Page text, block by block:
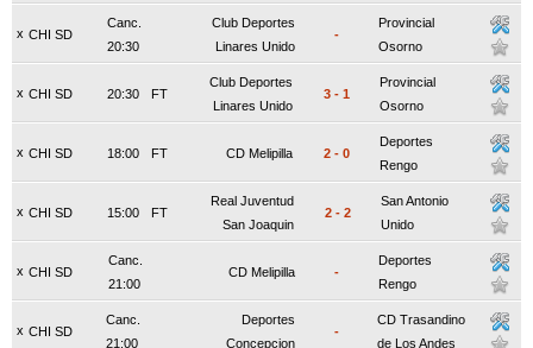
x CHI SD
Canc.
20:30
Club Deportes
Linares Unido
-
Provincial
Osorno
x CHI SD FT
20:30
Club Deportes
Linares Unido
3 - 1
Provincial
Osorno
x CHI SD FT
18:00 CD Melipilla 2 - 0
Deportes
Rengo
x CHI SD FT
15:00
Real Juventud
San Joaquin
2 - 2
San Antonio
Unido
x CHI SD
Canc.
21:00
CD Melipilla -
Deportes
Rengo
x CHI SD
Canc.
21:00
Deportes
Concepcion
-
CD Trasandino
de Los Andes